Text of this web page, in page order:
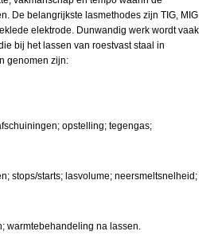
De belangrijkste lasmethodes zijn TIG, MIG
elektrode. Dunwandig werk wordt vaak
bij het lassen van roestvast staal in
genomen zijn:
opstelling; tegengas;
stops/starts; lasvolume; neersmeltsnelheid;
warmtebehandeling na lassen.